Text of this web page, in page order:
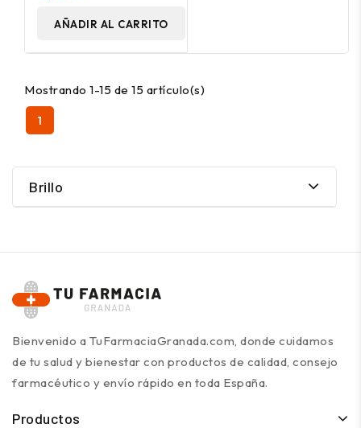
AÑADIR AL CARRITO
Mostrando 1-15 de 15 artículo(s)
1
Brillo
Bienvenido a TuFarmaciaGranada.com, donde cuidamos
de tu salud y bienestar con productos de calidad, consejo
farmacéutico y envío rápido en toda España.
Productos